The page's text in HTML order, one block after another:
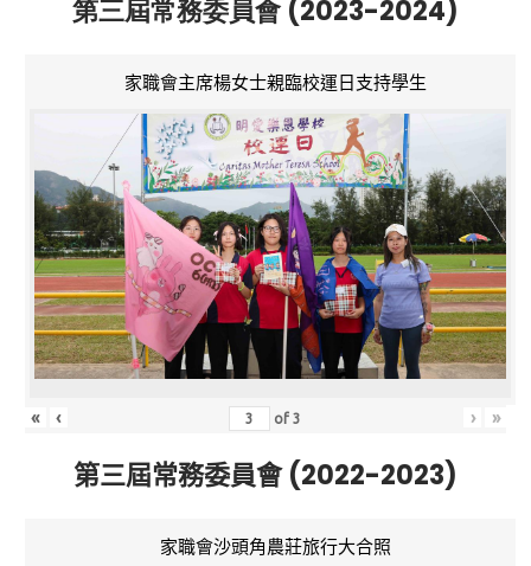
第三屆常務委員會 (2023-2024)
家職會主席楊女士親臨校運日支持學生
« ‹ of3 › »
第三屆常務委員會 (2022-2023)
家職會沙頭角農莊旅行大合照